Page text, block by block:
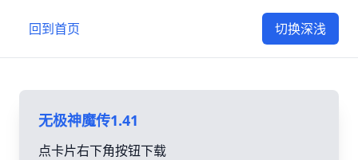
回到首页 切换深浅
无极神魔传1.41
点卡片右下角按钮下载